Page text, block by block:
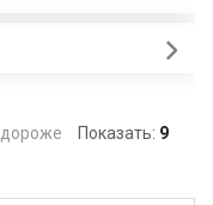
дороже Показать: 9